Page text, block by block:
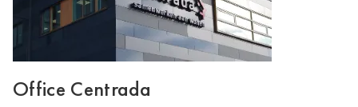
Office Centrada